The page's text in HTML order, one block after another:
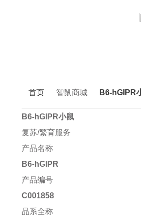
首页 智鼠商城 B6-hGIPR
B6-hGIPR小鼠
复苏/繁育服务
产品名称
B6-hGIPR
产品编号
C001858
品系全称